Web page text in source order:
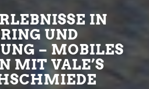
IN
UND
– MOBILES
MIT VALE’S